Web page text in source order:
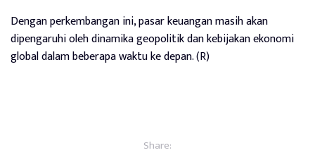
Dengan perkembangan ini, pasar keuangan masih akan
dipengaruhi oleh dinamika geopolitik dan kebijakan ekonomi
global dalam beberapa waktu ke depan. (R)
Share: